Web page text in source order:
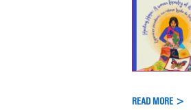
READ MORE >